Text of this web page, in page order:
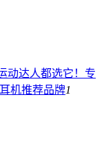
动达人都选它！专
机推荐品牌1